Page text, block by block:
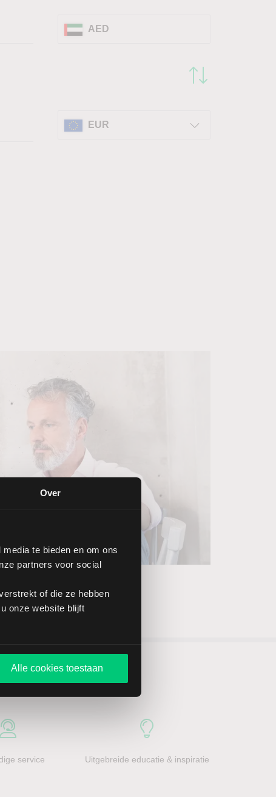
Over
te bieden en om ons
partners voor social
of die ze hebben
onze website blijft
Alle cookies toestaan
AED
EUR
service Uitgebreide educatie & inspiratie